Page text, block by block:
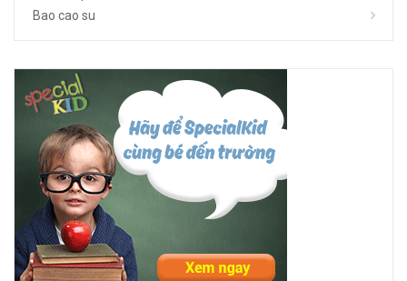
Bao cao su